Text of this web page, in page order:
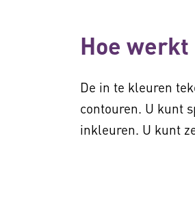
Hoe
De in te kleuren
contouren. U kunt
inkleuren. U kunt